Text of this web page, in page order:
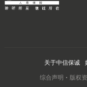
关于中信保诚
综合声明 版权